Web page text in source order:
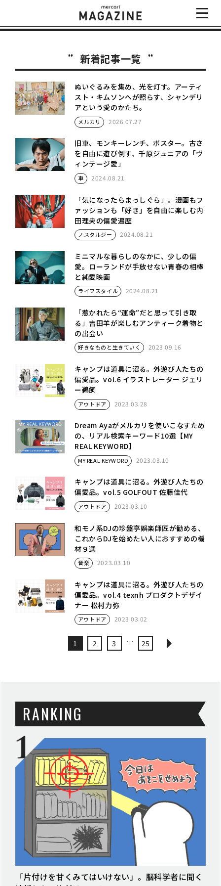
新着記事一覧
ぬいぐるみを集め、光を灯す。アーティ
スト・キムソンへが照らす、シャンデリ
アという愛のかたち。
メルカリ 2026.07.27
旧車、モンキーレンチ、ポスター。古さ
を自由に遊び倒す、千原ジュニアの「ヴ
ィンテージ愛」
車 2024.08.21
「気になったらまっしぐら」。漫画もフ
ァッションも「好き」を自由に楽しむ内
田理央の偏愛遍歴
ノスタルジー 2024.08.21
ミニマルな暮らしのなかに、少しの偏
愛。ローランドが手放せない青春の相棒
と純愛映画
ライフスタイル 2024.08.21
「惹かれたら“運命”だと思って引き取
る」吉田羊が楽しむアンティーク着物と
の出会い
好きなものと生きていく 2023.09.16
キャンプは道具に沼る。外遊び人たちの
偏愛品。vol.6 イラストレーター ジェリ
ー鵜飼
アウトドア 2023.03.28
Dream Ayaがメルカリを使いこなすため
の、リアル検索キーワード10選【MY
REAL KEYWORD】
MY REAL KEYWORD 2023.03.10
キャンプは道具に沼る。外遊び人たちの
偏愛品。vol.5 GOLFOUT 佐藤佳代
アウトドア 2023.03.10
和モノ系DJの珍盤亭娯楽師匠が勧める、
これからDJを始めたい人におすすめの機
材９選
音楽 2023.03.10
キャンプは道具に沼る。外遊び人たちの
偏愛品。vol.4 texnh プロダクトデザイ
ナー 松村力弥
アウトドア 2023.03.02
1 2 3 … 25
RANKING
「片付けを甘くみてはいけない」。脳科学者に聞く